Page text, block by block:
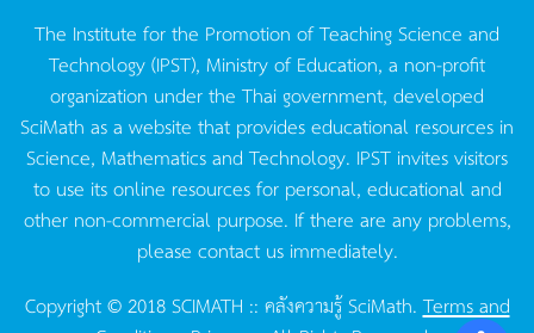
The Institute for the Promotion of Teaching Science and
Technology (IPST), Ministry of Education, a non-profit
organization under the Thai government, developed
SciMath as a website that provides educational resources in
Science, Mathematics and Technology. IPST invites visitors
to use its online resources for personal, educational and
other non-commercial purpose. If there are any problems,
please contact us immediately.
Copyright © 2018 SCIMATH :: คลังความรู้ SciMath.Terms and